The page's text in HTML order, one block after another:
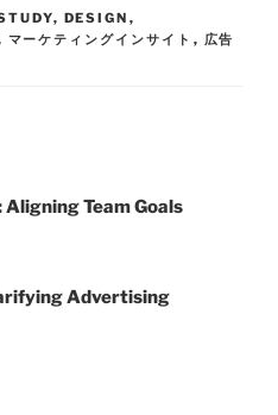
, DESIGN ,
マーケティングインサイト , 広告
Team Goals
Advertising